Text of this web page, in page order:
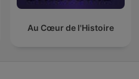
Au Cœur de l'Histoire